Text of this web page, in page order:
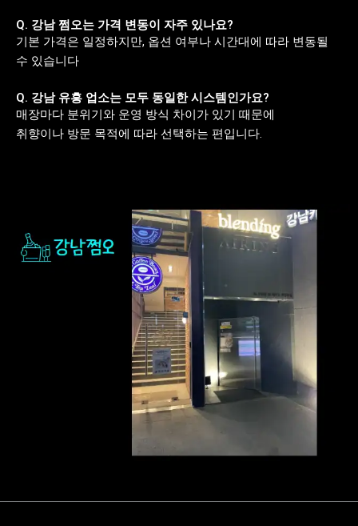
Q. 강남 쩜오는 가격 변동이 자주 있나요?
기본 가격은 일정하지만, 옵션 여부나 시간대에 따라 변동될
수 있습니다
Q. 강남 유흥 업소는 모두 동일한 시스템인가요?
매장마다 분위기와 운영 방식 차이가 있기 때문에
취향이나 방문 목적에 따라 선택하는 편입니다.